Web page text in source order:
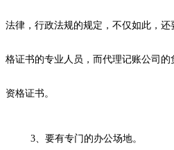
法律，行政法规的规定，不仅如此，
格证书的专业人员，而代理记账公司
资格证书。
3、要有专门的办公场地。